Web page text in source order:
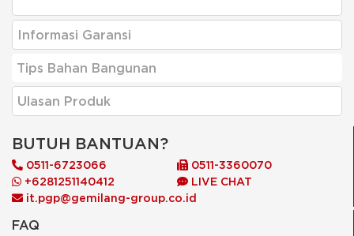
Informasi Garansi
Tips Bahan Bangunan
Ulasan Produk
BUTUH BANTUAN?
0511-6723066
0511-3360070
+6281251140412
LIVE CHAT
it.pgp@gemilang-group.co.id
FAQ